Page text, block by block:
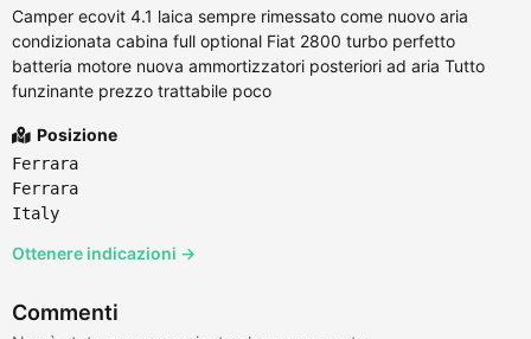
Camper ecovit 4.1 laica sempre rimessato come nuovo aria
condizionata cabina full optional Fiat 2800 turbo perfetto
batteria motore nuova ammortizzatori posteriori ad aria Tutto
funzinante prezzo trattabile poco
Posizione
Ferrara
Ferrara
Italy
Ottenere indicazioni →
Commenti